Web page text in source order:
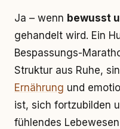
Ja – wenn bewusst
gehandelt wird. Ein
Bespassungs-
Struktur aus Ruhe,
Ernährung und
ist, sich fortzubilden
fühlendes